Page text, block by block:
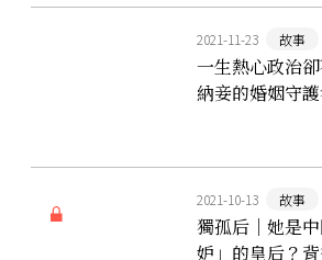
2021-11-23 故事
一生熱心政治
納妾的婚姻守
2021-10-13 故事
獨孤后｜她是
妒」的皇后？